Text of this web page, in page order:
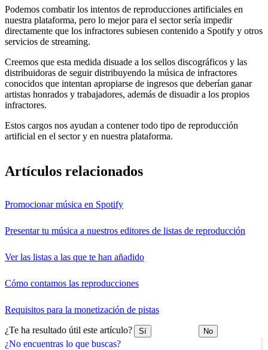
¿No encuentras lo que buscas?
Podemos combatir los intentos de reproducciones artificiales en
nuestra plataforma, pero lo mejor para el sector sería impedir
directamente que los infractores subiesen contenido a Spotify y otros
servicios de streaming.
Creemos que esta medida disuade a los sellos discográficos y las
distribuidoras de seguir distribuyendo la música de infractores
conocidos que intentan apropiarse de ingresos que deberían ganar
artistas honrados y trabajadores, además de disuadir a los propios
infractores.
Estos cargos nos ayudan a contener todo tipo de reproducción
artificial en el sector y en nuestra plataforma.
Artículos relacionados
Promocionar música en Spotify
Presentar tu música a nuestros editores de listas de reproducción
Ver las listas a las que te han añadido
Cómo contamos las reproducciones
Requisitos para la monetización de pistas
¿Te ha resultado útil este artículo? Sí No